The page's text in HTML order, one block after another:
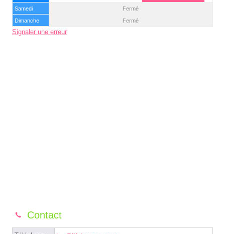
Samedi
Fermé
Dimanche
Fermé
Signaler une erreur
Contact